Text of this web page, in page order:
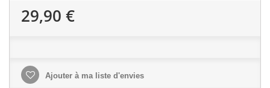
29,90 €
Ajouter à ma liste d'envies